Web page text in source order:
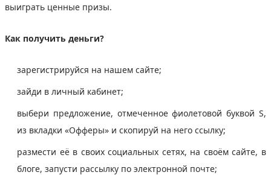
выиграть ценные призы.
Как получить деньги?
зарегистрируйся на нашем сайте;
зайди в личный кабинет;
выбери предложение, отмеченное фиолетовой буквой S,
из вкладки «Офферы» и скопируй на него ссылку;
размести её в своих социальных сетях, на своём сайте, в
блоге, запусти рассылку по электронной почте;